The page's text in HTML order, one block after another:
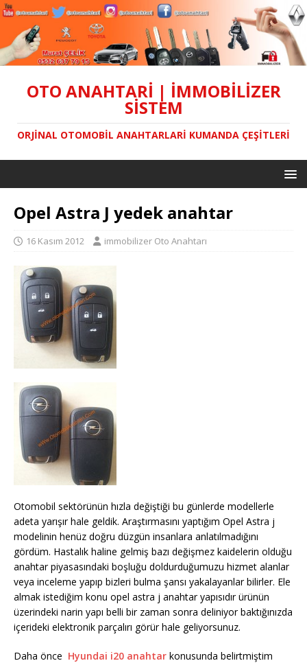
OTO ANAHTARI | İMMOBILIZER
SISTEM
ORJINAL OTOMOBIL ANAHTARLARI KUMANDA ÇEŞITLERI
Opel Astra J yedek anahtar
16 Kasım 2012 immobilizer Oto Anahtarı
Otomobil sektörünün hızla değiştiği bu günlerde modellerle
adeta yarışır hale geldik. Araştırmasını yaptığım Opel Astra j
modelinin henüz doğru düzgün insanlara anlatılmadığını
gördüm. Hastalık haline gelmiş bazı değişmez kaidelerin olduğu
anahtar piyasasındaki boşluğu doldurduğumuzu hizmet alanlar
veya inceleme yapıp bizleri bulma şansı yakalayanlar bilirler. Ele
almak istediğim konu opel astra j anahtar yapısıdır ürünün
üzerindeki narin yapı belli bir zaman sonra deliniyor baktığınızda
içerideki elektronik parçalırı görür hale geliyorsunuz.
Daha önce Hyundai i20 anahtar konusunda belirtmiştim